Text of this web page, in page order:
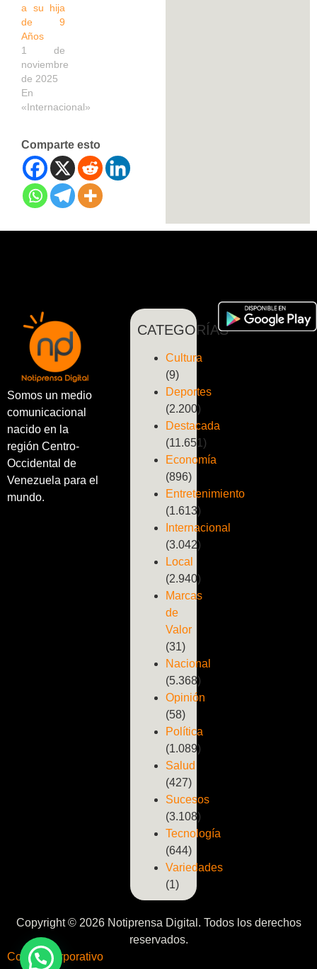
a su hija
de 9
Años
1 de
noviembre
de 2025
En
«Internacional»
Comparte esto
Somos un medio
comunicacional
nacido en la
región Centro-
Occidental de
Venezuela para el
mundo.
CATEGORÍAS
Cultura
(9)
Deportes
(2.200)
Destacada
(11.651)
Economía
(896)
Entretenimiento
(1.613)
Internacional
(3.042)
Local
(2.940)
Marcas
de
Valor
(31)
Nacional
(5.368)
Opinión
(58)
Política
(1.089)
Salud
(427)
Sucesos
(3.108)
Tecnología
(644)
Variedades
(1)
Copyright © 2026 Notiprensa Digital. Todos los derechos
reservados.
Correo Corporativo